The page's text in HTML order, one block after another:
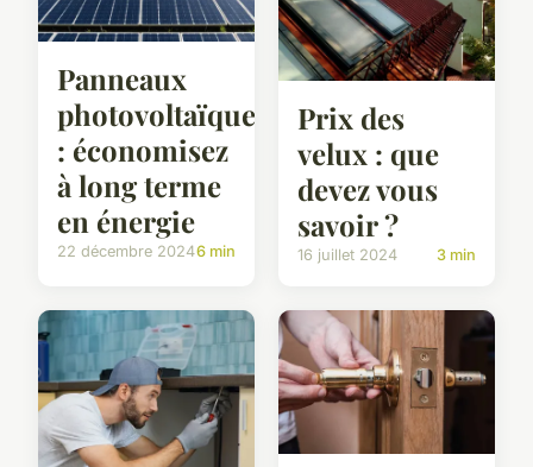
Panneaux
photovoltaïques
: économisez
à long terme
en énergie
22 décembre 20246 min
Prix des
velux : que
devez vous
savoir ?
16 juillet 2024 3 min